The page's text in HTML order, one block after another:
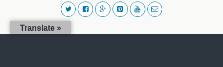
Translate »